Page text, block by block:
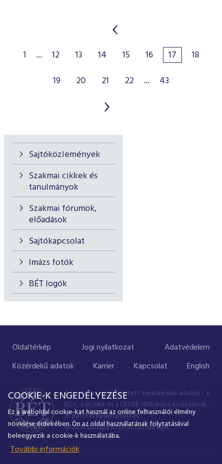
Sajtóközlemények
Szakmai cikkek és
tanulmányok
Szakmai fórumok,
előadások
Sajtókapcsolat
Imázs fotók
BÉT logók
1 ... 12 13 14 15 16 17
18
19
20 21 22 ... 43
Oldaltérkép Jogi nyilatkozat
Adatvédelem
Közérdekű adatok
Karrier Kapcsolat English
A portálon megjelenített kereskedési adatok - a
BUX, a BUMIX és a CETOP NTR index kivételével -
15 perccel késleltetettek.
© 2019 Budapesti Értéktőzsde Nyrt.
COOKIE-K ENGEDÉLYEZÉSE
Ez a weboldal cookie-kat használ az online felhasználói élmény
növelése érdekében. Ön az oldal használatának folytatásával
beleegyezik a cookie-k használatába.
További információk